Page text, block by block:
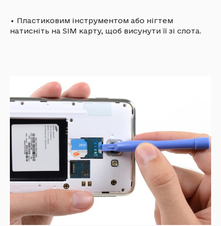
• Пластиковим інструментом або нігтем
натисніть на SIM карту, щоб висунути її зі слота.